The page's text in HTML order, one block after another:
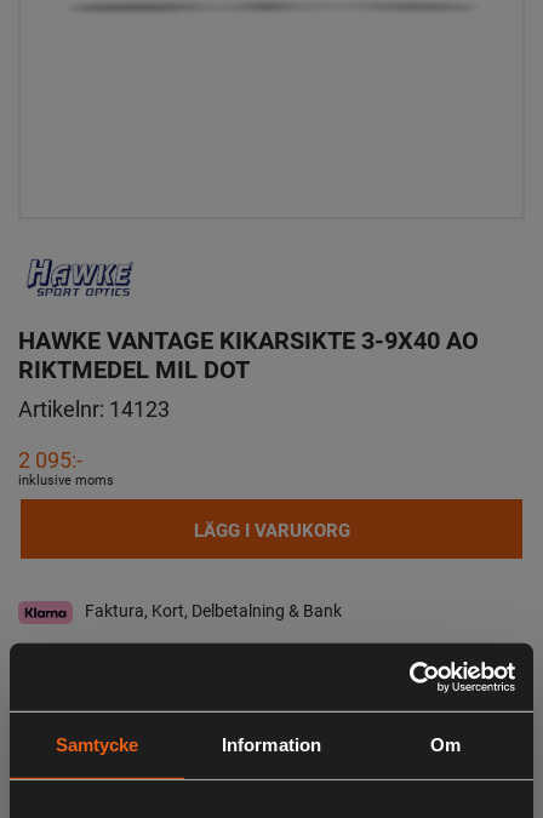
Samtycke Information Om
HAWKE VANTAGE KIKARSIKTE 3-9X40 AO
RIKTMEDEL MIL DOT
Artikelnr: 14123
2 095:-
inklusive moms
LÄGG I VARUKORG
Faktura, Kort, Delbetalning & Bank
I lager